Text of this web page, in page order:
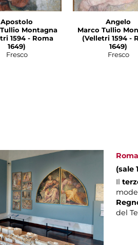
Apostolo
Montagna
- Roma
1649)
Fresco
Angelo
Marco Tullio
(Velletri 1594 -
1649)
Fresco
(sale
Il
del